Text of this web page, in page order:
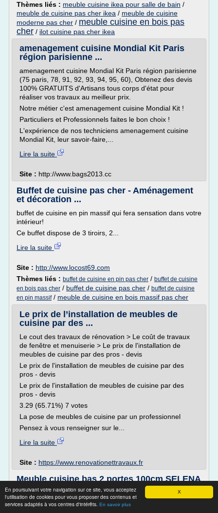
X
En poursuivant votre navigation sur ce site, vous acceptez
l'utilisation de cookies pour vous proposer des contenus et
services adaptés à vos centres d'intérêts. En savoir plus
Thèmes liés : meuble cuisine ikea pour salle de bain /
meuble de cuisine pas cher ikea / meuble de cuisine
moderne pas cher / meuble cuisine en bois pas
cher / ilot cuisine pas cher ikea
amenagement cuisine Mondial Kit Paris
région parisienne ...
amenagement cuisine Mondial Kit Paris région parisienne
(75 paris, 78, 91, 92, 93, 94, 95, 60), Obtenez des devis
100% GRATUITS d'Artisans tous corps d'état pour
réaliser vos travaux au meilleur prix.
Notre métier c'est amenagement cuisine Mondial Kit !
Particuliers et Professionnels faites le bon choix !
L'expérience de nos techniciens amenagement cuisine
Mondial Kit, leur savoir-faire,...
Lire la suite
Site : http://www.bags2013.cc
Buffet de cuisine pas cher - Aménagement
et décoration ...
buffet de cuisine en pin massif qui fera sensation dans votre
intérieur!
Ce buffet dispose de 3 tiroirs, 2...
Lire la suite
Site : http://www.locost69.com
Thèmes liés : buffet de cuisine en pin pas cher / buffet de cuisine
en bois pas cher / buffet de cuisine pas cher / buffet de cuisine
en pin massif/ meuble de cuisine en bois massif pas cher
Le prix de l’installation de meubles de
cuisine par des ...
Le cout des travaux de rénovation > Le coût de travaux
de fenêtre et menuiserie > Le prix de l'installation de
meubles de cuisine par des pros - devis
Le prix de l'installation de meubles de cuisine par des
pros - devis
Le prix de l'installation de meubles de cuisine par des
pros - devis
3.29 (65.71%) 7 votes
La pose de meubles de cuisine par un professionnel
Pensez à vous renseigner sur le...
Lire la suite
Site : https://www.renovationettravaux.fr
Meuble cuisine bas 2 portes 100cm SELENA
PAS CHER
OU Annuler